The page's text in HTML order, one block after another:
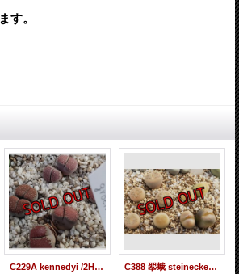
す。
C229A kennedyi /2H【26-1】 C388 翆蛾 steineckeana【26-1】